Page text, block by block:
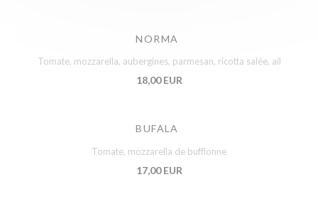
NORMA
Tomate, mozzarella, aubergines, parmesan, ricotta salée, ail
18,00 EUR
BUFALA
Tomate, mozzarella de bufflonne
17,00 EUR